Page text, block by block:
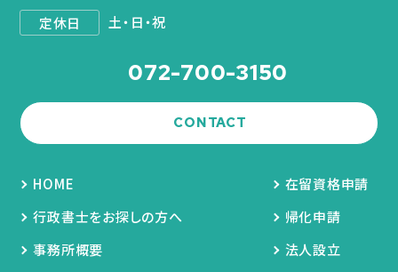
定休日 土・日・祝
072-700-3150
CONTACT
HOME
行政書士をお探しの方へ
事務所概要
在留資格申請
帰化申請
法人設立